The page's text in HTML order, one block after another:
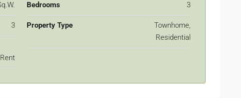
Bedrooms 3
3 Property Type
Townhome,
Residential